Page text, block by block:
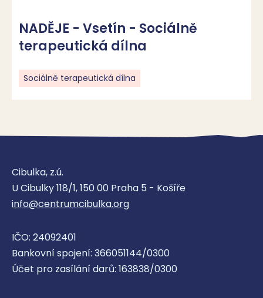
NADĚJE - Vsetín - Sociálně
terapeutická dílna
Sociálně terapeutická dílna
Cibulka, z.ú.
U Cibulky 118/1, 150 00 Praha 5 - Košíře
info@centrumcibulka.org
IČO: 24092401
Bankovní spojení: 366051144/0300
Účet pro zasílání darů: 163838/0300